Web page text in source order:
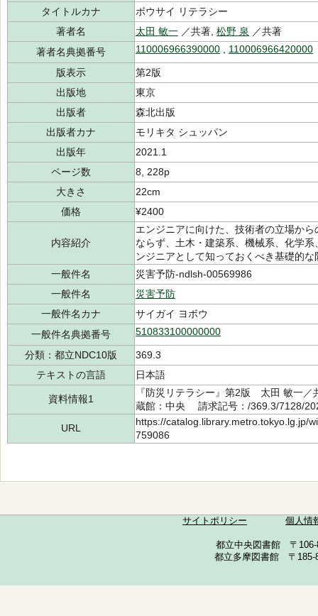
タイトルカナ
ボウサイ リテラシー
著者名
太田 敏一 ／共著, 松野 泉 ／共著
著者名典拠番号
110006966390000 110006966420000
版表示
第2版
出版地
東京
出版者
森北出版
出版者カナ
モリキタ シュッパン
出版年
2021.1
ページ数
8, 228p
大きさ
22cm
価格
¥2400
内容紹介
エンジニアに向けた、技術者の立場か
ならず、土木・建築系、機械系、化学
ンジニアとして知っておくべき基礎的
一般件名
災害予防-ndlsh-00569986
一般件名
災害予防
一般件名カナ
サイガイ ヨボウ
一般件名典拠番号
510833100000000
分類：都立NDC10版
369.3
テキストの言語
日本語
資料情報1
『防災リテラシー』第2版 太田 敏一
蔵館：中央 請求記号：/369.3/7128/
URL
https://catalog.library.metro.tokyo.lg.jp/
759086
サイトポリシー 個人情
都立中央図書館 〒
都立多摩図書館 〒185-